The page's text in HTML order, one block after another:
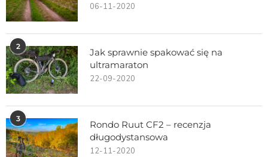
06-11-2020
2
Jak sprawnie spakować się na
ultramaraton
22-09-2020
3
Rondo Ruut CF2 – recenzja
długodystansowa
12-11-2020